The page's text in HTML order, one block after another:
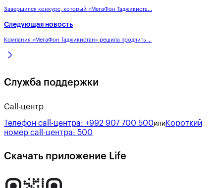
Завершился конкурс, который «МегаФон Таджикиста...
Следующая новость
Компания «МегаФон Таджикистан» решила продлить ...
Служба поддержки
Call-центр
Телефон call-центра: +992 907 700 500или Короткий
номер call-центра: 500
Скачать приложение Life